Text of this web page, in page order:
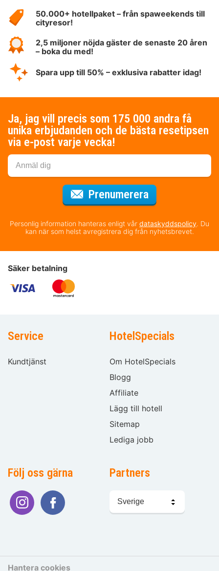
HotelSpecials50.000+ hotellpaket – från spaweekends till
cityresor!
2,5 miljoner nöjda gäster de senaste 20 åren
– boka du med!
Spara upp till 50% – exklusiva rabatter idag!
Ja, jag vill precis som 175 000 andra få
unika erbjudanden och de bästa resetipsen
via e-post varje vecka!
Prenumerera
Personlig information hanteras enligt vår dataskyddspolicy. Du
kan när som helst avregistrera dig från nyhetsbrevet.
Säker betalning
Service
Kundtjänst
HotelSpecials
Om HotelSpecials
Blogg
Affiliate
Lägg till hotell
Sitemap
Lediga jobb
Följ oss gärna Partners
språk
Hantera cookies